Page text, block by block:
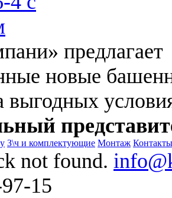
предлагает
новые
выгодных
З\ч и комплектующие Монтаж Контакты
not found.
15